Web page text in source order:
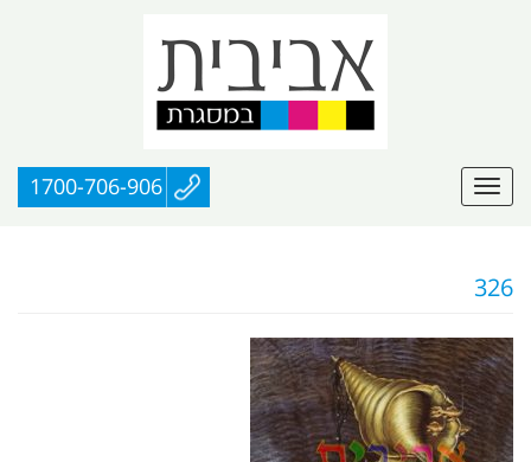
1700-706-906
326